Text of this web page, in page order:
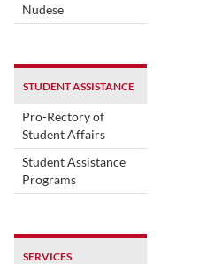
Nudese
STUDENT ASSISTANCE
Pro-Rectory of
Student Affairs
Student Assistance
Programs
SERVICES